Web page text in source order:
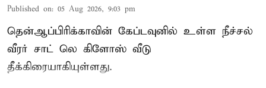
Published on: 05 Aug 2026, 9:03 pm
தென்ஆப்பிரிக்காவின் கேப்டவுனில் உள்ள நீச்சல்
வீரர் சாட் லெ கிளோஸ் வீடு
தீக்கிரையாகியுள்ளது.